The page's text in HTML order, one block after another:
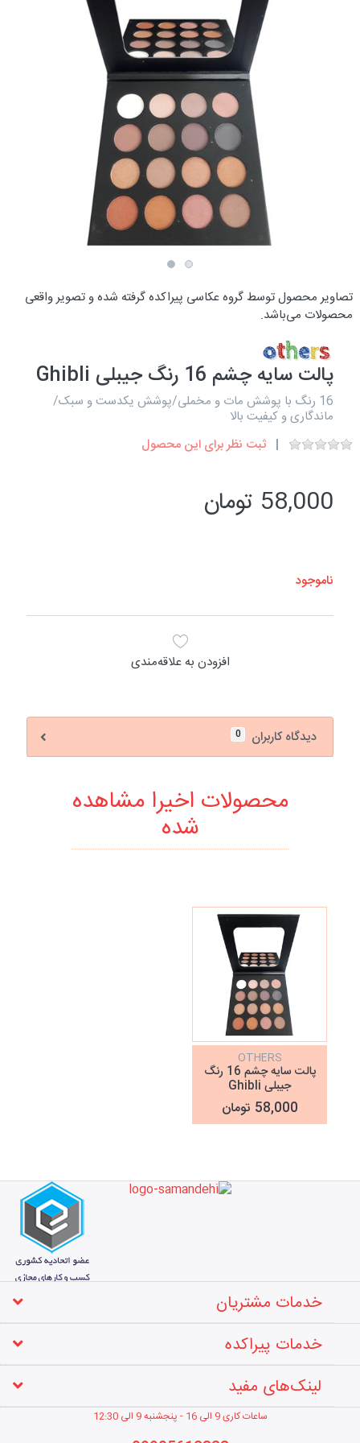
تصاویر محصول توسط گروه عکاسی پیراکده گرفته شده و تصویر واقعی
محصولات می‌باشد.
پالت سایه چشم 16 رنگ جیبلی Ghibli
16 رنگ با پوشش مات و مخملی/پوشش یکدست و سبک/
ماندگاری و کیفیت بالا
ثبت نظر برای این محصول
58,000 تومان
ناموجود
افزودن به علاقه‌مندی
دیدگاه کاربران 0
محصولات اخیرا مشاهده
شده
OTHERS
پالت سایه چشم 16 رنگ
جیبلی Ghibli
58,000 تومان
خدمات مشتریان
خدمات پیراکده
لینک‌های مفید
ساعات کاری 9 الی 16 - پنجشنبه 9 الی 12 :30